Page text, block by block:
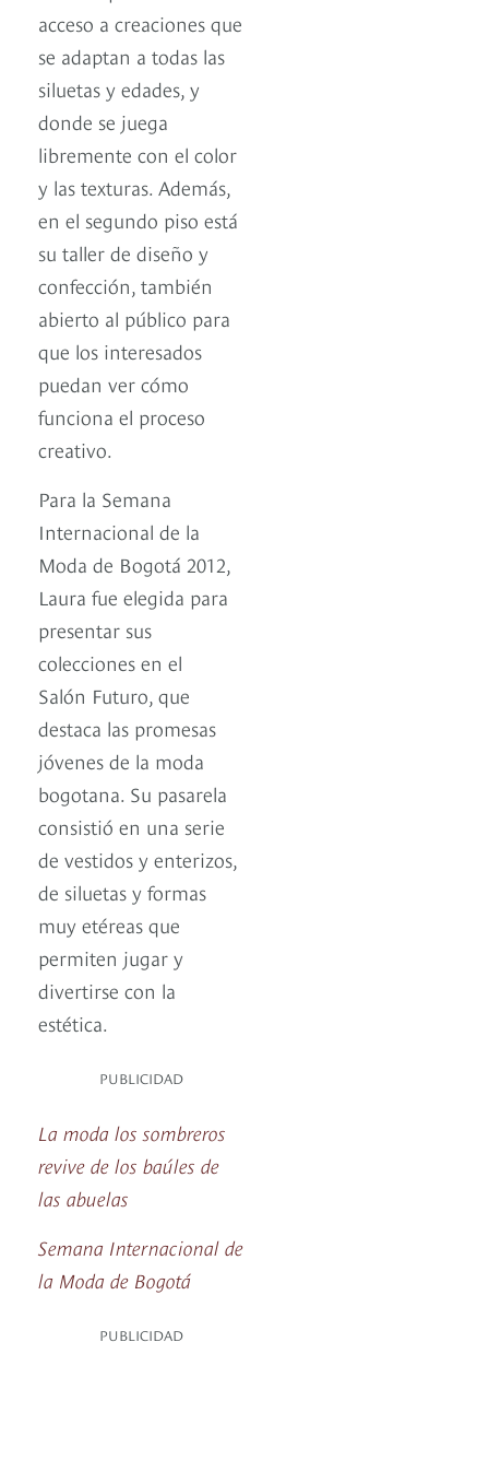
acceso a creaciones que
se adaptan a todas las
siluetas y edades, y
donde se juega
libremente con el color
y las texturas. Además,
en el segundo piso está
su taller de diseño y
confección, también
abierto al público para
que los interesados
puedan ver cómo
funciona el proceso
creativo.
Para la Semana
Internacional de la
Moda de Bogotá 2012,
Laura fue elegida para
presentar sus
colecciones en el
Salón Futuro, que
destaca las promesas
jóvenes de la moda
bogotana. Su pasarela
consistió en una serie
de vestidos y enterizos,
de siluetas y formas
muy etéreas que
permiten jugar y
divertirse con la
estética.
PUBLICIDAD
La moda los sombreros
revive de los baúles de
las abuelas
Semana Internacional de
la Moda de Bogotá
PUBLICIDAD